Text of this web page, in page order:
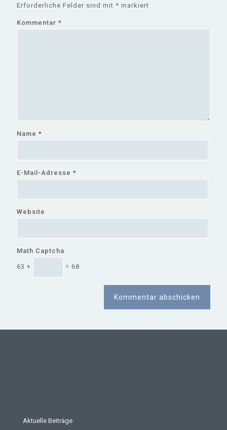
Erforderliche Felder sind mit * markiert
Kommentar *
Name *
E-Mail-Adresse *
Website
Math Captcha
63 + = 68
Aktuelle Beiträge